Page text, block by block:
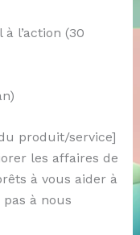
l’action (30
produit/service]
les affaires de
à vous aider à
pas à nous